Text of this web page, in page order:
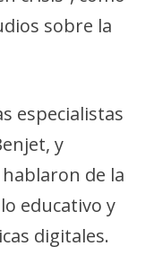
sobre la
especialistas
y
de la
educativo y
digitales.